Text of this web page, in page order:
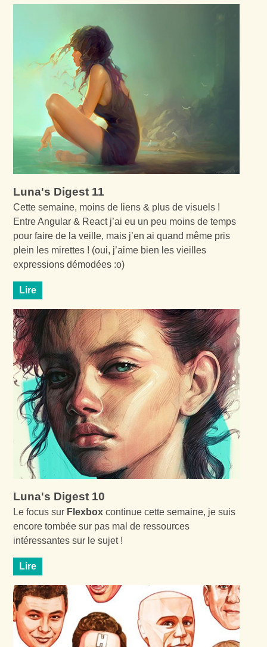
Luna's Digest 11
Cette semaine, moins de liens & plus de visuels !
Entre Angular & React j’ai eu un peu moins de temps
pour faire de la veille, mais j’en ai quand même pris
plein les mirettes ! (oui, j’aime bien les vieilles
expressions démodées :o)
Lire
Luna's Digest 10
Le focus sur Flexbox continue cette semaine, je suis
encore tombée sur pas mal de ressources
intéressantes sur le sujet !
Lire